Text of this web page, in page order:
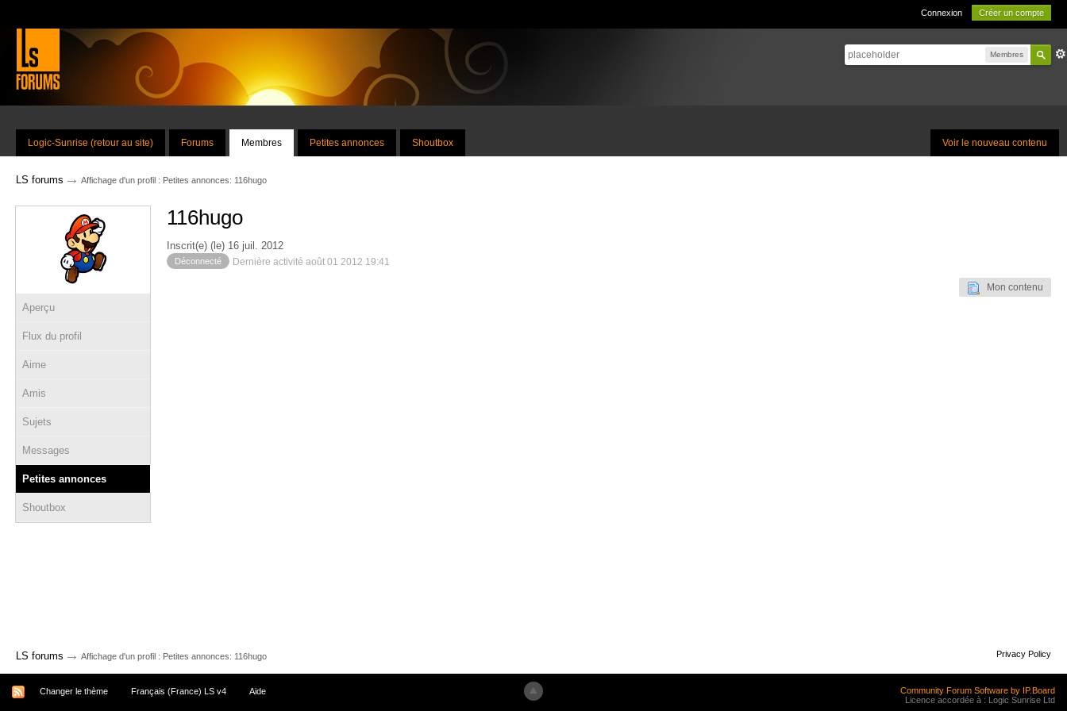
Connexion Créer un compte
Membres
Voir le nouveau contenu
Logic-Sunrise (retour au site) Forums Membres Petites annonces Shoutbox
LS forums → Affichage d'un profil : Petites annonces: 116hugo
Aperçu
Flux du profil
Aime
Amis
Sujets
Messages
Petites annonces
Shoutbox
116hugo
Inscrit(e) (le) 16 juil. 2012
Déconnecté Dernière activité août 01 2012 19:41
Mon contenu
LS forums → Affichage d'un profil : Petites annonces: 116hugo Privacy Policy
Changer le thème Français (France) LS v4 Aide
Community Forum Software by IP.Board
Licence accordée à : Logic Sunrise Ltd